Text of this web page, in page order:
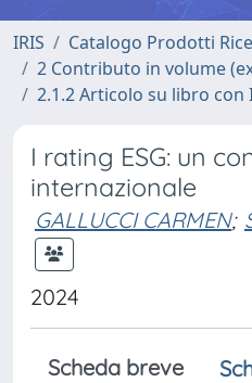
IRIS
Catalogo Prodotti
2 Contributo in volume
2.1.2 Articolo su libro con
I rating ESG: un
internazionale
GALLUCCI CARMEN;
2024
Scheda breve